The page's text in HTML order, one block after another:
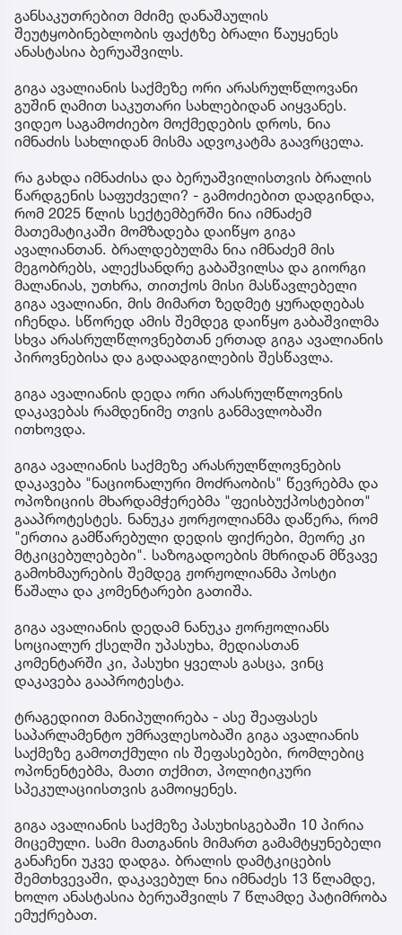
განსაკუთრებით მძიმე დანაშაულის
შეუტყობინებლობის ფაქტზე ბრალი წაუყენეს
ანასტასია ბერუაშვილს.
გიგა ავალიანის საქმეზე ორი არასრულწლოვანი
გუშინ ღამით საკუთარი სახლებიდან აიყვანეს.
ვიდეო საგამოძიებო მოქმედების დროს, ნია
იმნაძის სახლიდან მისმა ადვოკატმა გაავრცელა.
რა გახდა იმნაძისა და ბერუაშვილისთვის ბრალის
წარდგენის საფუძველი? - გამოძიებით დადგინდა,
რომ 2025 წლის სექტემბერში ნია იმნაძემ
მათემატიკაში მომზადება დაიწყო გიგა
ავალიანთან. ბრალდებულმა ნია იმნაძემ მის
მეგობრებს, ალექსანდრე გაბაშვილსა და გიორგი
მალანიას, უთხრა, თითქოს მისი მასწავლებელი
გიგა ავალიანი, მის მიმართ ზედმეტ ყურადღებას
იჩენდა. სწორედ ამის შემდეგ დაიწყო გაბაშვილმა
სხვა არასრულწლოვნებთან ერთად გიგა ავალიანის
პიროვნებისა და გადაადგილების შესწავლა.
გიგა ავალიანის დედა ორი არასრულწლოვნის
დაკავებას რამდენიმე თვის განმავლობაში
ითხოვდა.
გიგა ავალიანის საქმეზე არასრულწლოვნების
დაკავება "ნაციონალური მოძრაობის" წევრებმა და
ოპოზიციის მხარდამჭერებმა "ფეისბუქპოსტებით"
გააპროტესტეს. ნანუკა ჟორჟოლიანმა დაწერა, რომ
"ერთია გამწარებული დედის ფიქრები, მეორე კი
მტკიცებულებები". საზოგადოების მხრიდან მწვავე
გამოხმაურების შემდეგ ჟორჟოლიანმა პოსტი
წაშალა და კომენტარები გათიშა.
გიგა ავალიანის დედამ ნანუკა ჟორჟოლიანს
სოციალურ ქსელში უპასუხა, მედიასთან
კომენტარში კი, პასუხი ყველას გასცა, ვინც
დაკავება გააპროტესტა.
ტრაგედიით მანიპულირება - ასე შეაფასეს
საპარლამენტო უმრავლესობაში გიგა ავალიანის
საქმეზე გამოთქმული ის შეფასებები, რომლებიც
ოპონენტებმა, მათი თქმით, პოლიტიკური
სპეკულაციისთვის გამოიყენეს.
გიგა ავალიანის საქმეზე პასუხისგებაში 10 პირია
მიცემული. სამი მათგანის მიმართ გამამტყუნებელი
განაჩენი უკვე დადგა. ბრალის დამტკიცების
შემთხვევაში, დაკავებულ ნია იმნაძეს 13 წლამდე,
ხოლო ანასტასია ბერუაშვილს 7 წლამდე პატიმრობა
ემუქრებათ.